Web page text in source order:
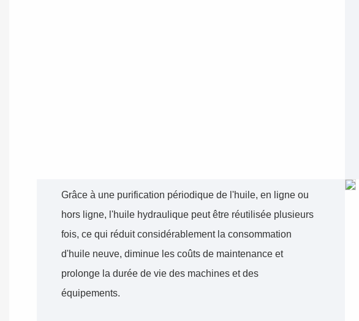
Grâce à une purification périodique de l'huile, en ligne ou
hors ligne, l'huile hydraulique peut être réutilisée plusieurs
fois, ce qui réduit considérablement la consommation
d'huile neuve, diminue les coûts de maintenance et
prolonge la durée de vie des machines et des
équipements.